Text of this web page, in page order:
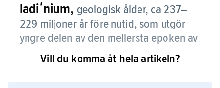
ladiʹnium, geologisk ålder, ca 237–
229 miljoner år före nutid, som utgör
yngre delen av den mellersta epoken av
perioden trias.
Vill du komma åt hela artikeln?